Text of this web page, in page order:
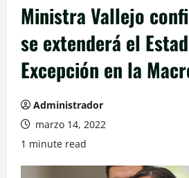
Ministra Vallejo
se extenderá el
Excepción en la
Administrador
marzo 14, 2022
1 minute read